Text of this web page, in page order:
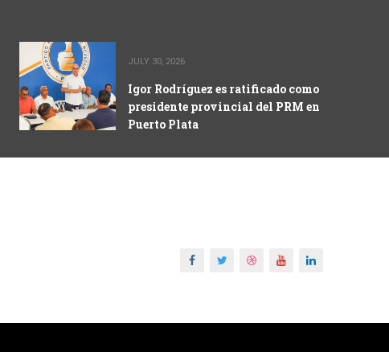
JULY 30, 2026
Igor Rodríguez es ratificado como
presidente provincial del PRM en
Puerto Plata